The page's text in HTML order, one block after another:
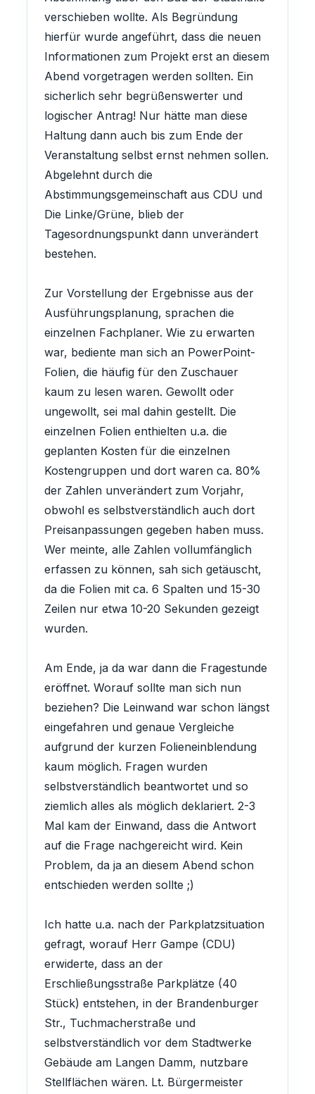
verschieben wollte. Als Begründung
hierfür wurde angeführt, dass die neuen
Informationen zum Projekt erst an diesem
Abend vorgetragen werden sollten. Ein
sicherlich sehr begrüßenswerter und
logischer Antrag! Nur hätte man diese
Haltung dann auch bis zum Ende der
Veranstaltung selbst ernst nehmen sollen.
Abgelehnt durch die
Abstimmungsgemeinschaft aus CDU und
Die Linke/Grüne, blieb der
Tagesordnungspunkt dann unverändert
bestehen.
Zur Vorstellung der Ergebnisse aus der
Ausführungsplanung, sprachen die
einzelnen Fachplaner. Wie zu erwarten
war, bediente man sich an PowerPoint-
Folien, die häufig für den Zuschauer
kaum zu lesen waren. Gewollt oder
ungewollt, sei mal dahin gestellt. Die
einzelnen Folien enthielten u.a. die
geplanten Kosten für die einzelnen
Kostengruppen und dort waren ca. 80%
der Zahlen unverändert zum Vorjahr,
obwohl es selbstverständlich auch dort
Preisanpassungen gegeben haben muss.
Wer meinte, alle Zahlen vollumfänglich
erfassen zu können, sah sich getäuscht,
da die Folien mit ca. 6 Spalten und 15-30
Zeilen nur etwa 10-20 Sekunden gezeigt
wurden.
Am Ende, ja da war dann die Fragestunde
eröffnet. Worauf sollte man sich nun
beziehen? Die Leinwand war schon längst
eingefahren und genaue Vergleiche
aufgrund der kurzen Folieneinblendung
kaum möglich. Fragen wurden
selbstverständlich beantwortet und so
ziemlich alles als möglich deklariert. 2-3
Mal kam der Einwand, dass die Antwort
auf die Frage nachgereicht wird. Kein
Problem, da ja an diesem Abend schon
entschieden werden sollte ;)
Ich hatte u.a. nach der Parkplatzsituation
gefragt, worauf Herr Gampe (CDU)
erwiderte, dass an der
Erschließungsstraße Parkplätze (40
Stück) entstehen, in der Brandenburger
Str., Tuchmacherstraße und
selbstverständlich vor dem Stadtwerke
Gebäude am Langen Damm, nutzbare
Stellflächen wären. Lt. Bürgermeister